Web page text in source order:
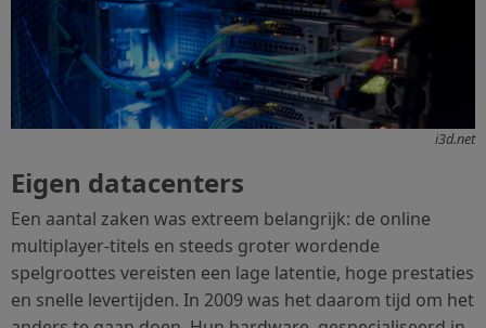
i3d.net
Eigen datacenters
Een aantal zaken was extreem belangrijk: de online
multiplayer-titels en steeds groter wordende
spelgroottes vereisten een lage latentie, hoge prestaties
en snelle levertijden. In 2009 was het daarom tijd om het